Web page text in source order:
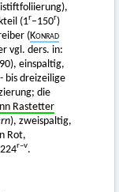
(1r–150r)
(Konrad
vgl. ders. in:
einspaltig,
bis dreizeilige
die
Rastetter
), zweispaltig,
Rot,
r–v.